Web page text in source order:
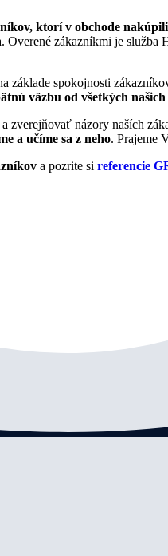
ktorí v obchode nakúpili
Overené zákazníkmi je
základe spokojnosti
väzbu od všetkých
a zverejňovať názory naších
a učíme sa z neho. Prajeme
a pozrite si referencie